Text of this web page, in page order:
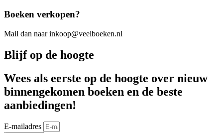
Boeken verkopen?
Mail dan naar inkoop@veelboeken.nl
Blijf op de hoogte
Wees als eerste op de hoogte over nieuw
binnengekomen boeken en de beste
aanbiedingen!
E-mailadres